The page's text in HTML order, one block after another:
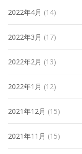
2022年4月 (14)
2022年3月 (17)
2022年2月 (13)
2022年1月 (12)
2021年12月 (15)
2021年11月 (15)